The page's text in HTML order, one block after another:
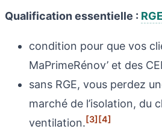
Qualification essentielle : RGE
condition pour que vos
MaPrimeRénov’ et des
sans RGE, vous perdez
marché de l’isolation, du
ventilation.[3][4]